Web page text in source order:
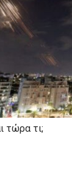
τώρα τι;